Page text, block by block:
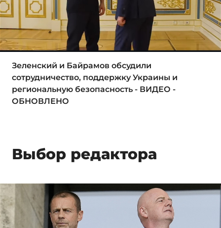
Зеленский и Байрамов обсудили
сотрудничество, поддержку Украины и
региональную безопасность - ВИДЕО -
ОБНОВЛЕНО
Выбор редактора